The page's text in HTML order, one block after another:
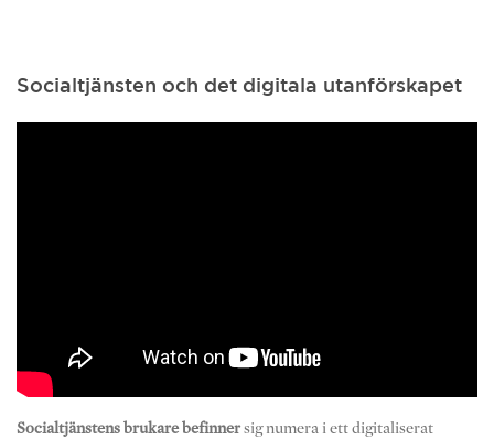
Socialtjänsten och det digitala utanförskapet
Socialtjänstens brukare befinnersig numera i ett digitaliserat